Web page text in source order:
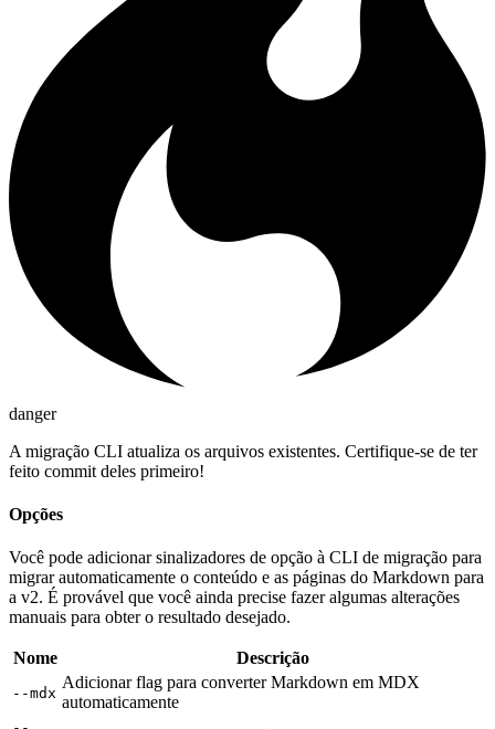
danger
A migração CLI atualiza os arquivos existentes. Certifique-se de ter
feito commit deles primeiro!
Opções
Você pode adicionar sinalizadores de opção à CLI de migração para
migrar automaticamente o conteúdo e as páginas do Markdown para
a v2. É provável que você ainda precise fazer algumas alterações
manuais para obter o resultado desejado.
Nome Descrição
--mdx
Adicionar flag para converter Markdown em MDX
automaticamente